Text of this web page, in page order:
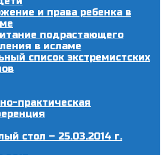
и права ребенка в
подрастающего
в исламе
список экстремистских
практическая
стол – 25.03.2014 г.